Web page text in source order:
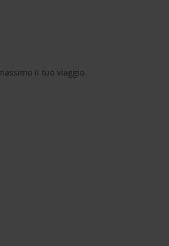
il tuo viaggio.